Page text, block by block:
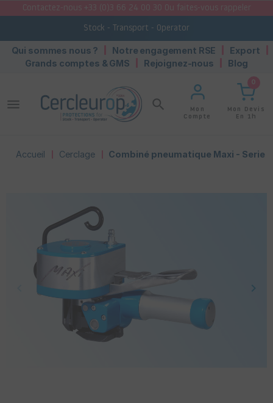
Contactez-nous +33 (0)3 66 24 00 30 Ou faites-vous rappeler
Stock - Transport - Operator
Qui sommes nous ? Notre engagement RSE
Export
Grands comptes & GMS
Rejoignez-nous Blog
search
Mon
Compte
0
Mon Devis
En 1h
menu
Accueil Cerclage Combiné pneumatique Maxi - Serie II
Précédent keyboard_arrow_right